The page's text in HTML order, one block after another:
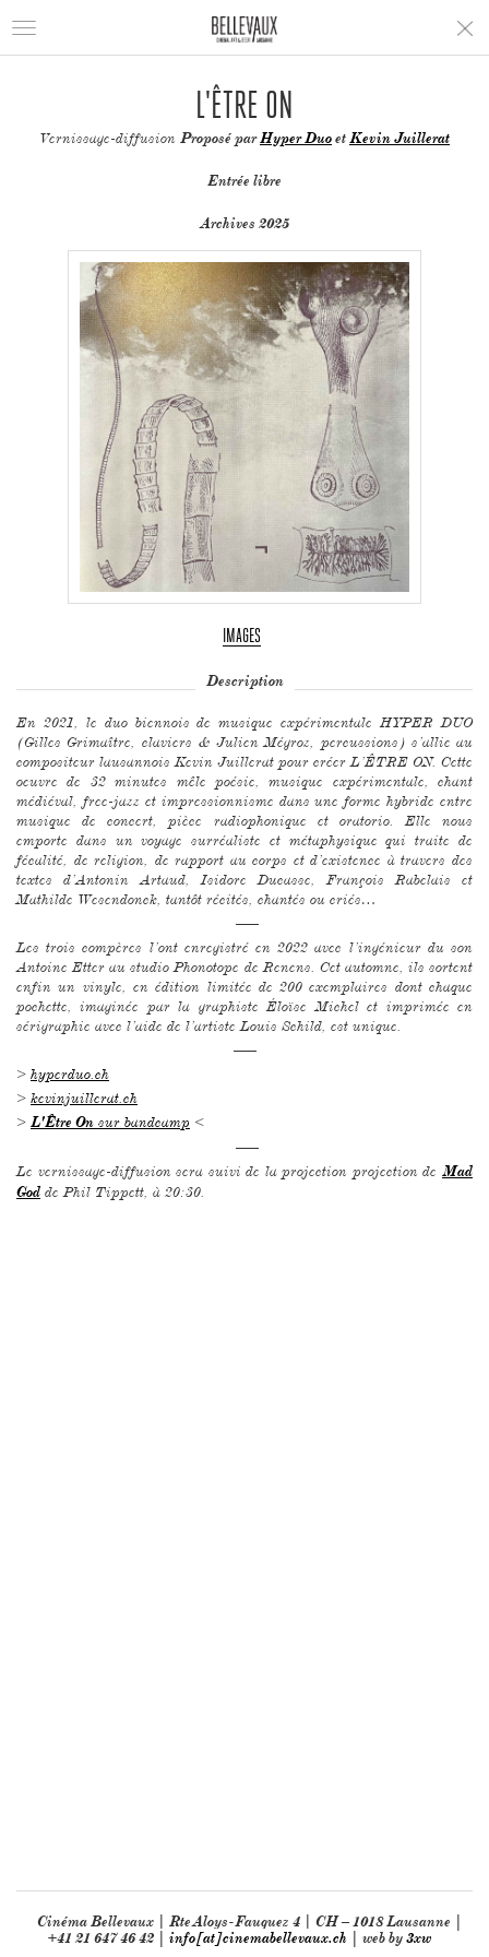
Toggle
L'ÊTRE ON
Vernissage-diffusion Proposé parHyper DuoetKevin Juillerat
Entrée libre
Archives 2025
IMAGES
Description
En 2021, le duo biennois de musique expérimentale HYPER DUO
(Gilles Grimaître, claviers & Julien Mégroz, percussions) s’allie au
compositeur lausannois Kevin Juillerat pour créer L’ÊTRE ON. Cette
oeuvre de 32 minutes mêle poésie, musique expérimentale, chant
médiéval, free-jazz et impressionnisme dans une forme hybride entre
musique de concert, pièce radiophonique et oratorio. Elle nous
emporte dans un voyage surréaliste et métaphysique qui traite de
fécalité, de religion, de rapport au corps et d’existence à travers des
textes d’Antonin Artaud, Isidore Ducasse, François Rabelais et
Mathilde Wesendonck, tantôt récités, chantés ou criés…
–––
Les trois compères l’ont enregistré en 2022 avec l’ingénieur du son
Antoine Etter au studio Phonotope de Renens. Cet automne, ils sortent
enfin un vinyle, en édition limitée de 200 exemplaires dont chaque
pochette, imaginée par la graphiste Éloïse Michel et imprimée en
sérigraphie avec l’aide de l’artiste Louis Schild, est unique.
–––
> hyperduo.ch
> kevinjuillerat.ch
> L'Être On sur bandcamp <
–––
Le vernissage-diffusion sera suivi de la projection projection de Mad
God de Phil Tippett, à 20:30.
Cinéma Bellevaux | Rte Aloys-Fauquez 4 | CH – 1018 Lausanne |
+41 21 647 46 42 | info[at]cinemabellevaux.ch | web by3xw